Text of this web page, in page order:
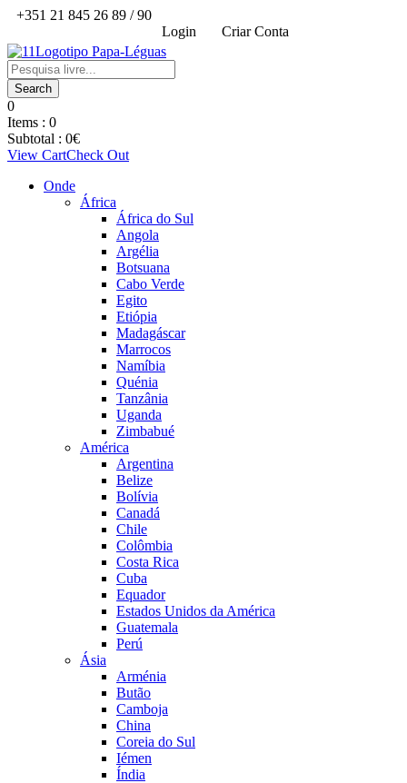
+351 21 845 26 89 / 90
Login
Criar Conta
0
Items : 0
Subtotal : 0€
View CartCheck Out
Onde
África
África do Sul
Angola
Argélia
Botsuana
Cabo Verde
Egito
Etiópia
Madagáscar
Marrocos
Namíbia
Quénia
Tanzânia
Uganda
Zimbabué
América
Argentina
Belize
Bolívia
Canadá
Chile
Colômbia
Costa Rica
Cuba
Equador
Estados Unidos da América
Guatemala
Perú
Ásia
Arménia
Butão
Camboja
China
Coreia do Sul
Iémen
Índia